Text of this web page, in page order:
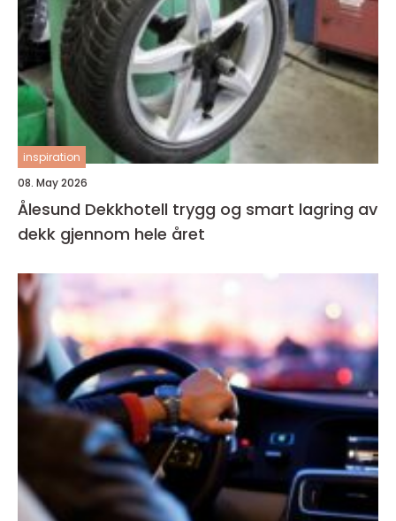
inspiration
08. May 2026
Ålesund Dekkhotell trygg og smart lagring av
dekk gjennom hele året